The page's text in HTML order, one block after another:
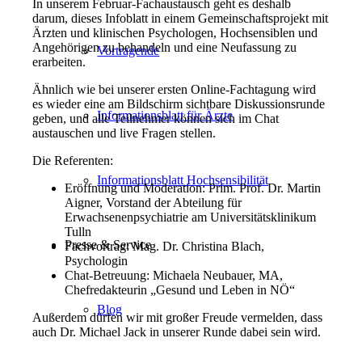
Vortragende
Informationsblatt für Ärzte
Informationsblatt Hochsensibilität
Presse & Service
Blog
In unserem Februar-Fachaustausch geht es deshalb
darum, dieses Infoblatt in einem Gemeinschaftsprojekt mit
Ärzten und klinischen Psychologen, Hochsensiblen und
Angehörigen zu behandeln und eine Neufassung zu
erarbeiten.
Ähnlich wie bei unserer ersten Online-Fachtagung wird
es wieder eine am Bildschirm sichtbare Diskussionsrunde
geben, und alle Teilnehmer können sich im Chat
austauschen und live Fragen stellen.
Die Referenten:
Eröffnung und Moderation: Prim. Prof. Dr. Martin
Aigner, Vorstand der Abteilung für
Erwachsenenpsychiatrie am Universitätsklinikum
Tulln
Fachvortrag: Mag. Dr. Christina Blach,
Psychologin
Chat-Betreuung: Michaela Neubauer, MA,
Chefredakteurin „Gesund und Leben in NÖ“
Außerdem dürfen wir mit großer Freude vermelden, dass
auch Dr. Michael Jack in unserer Runde dabei sein wird.